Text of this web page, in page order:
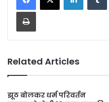
Print
Related Articles
झूठ बोलकर धर्म परिवर्तन